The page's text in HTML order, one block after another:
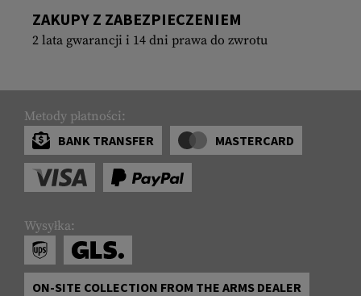
ZAKUPY Z ZABEZPIECZENIEM
2 lata gwarancji i 14 dni prawa do zwrotu
Metody płatności:
BANK TRANSFER
MASTERCARD
Wysyłka:
ON-SITE COLLECTION FROM THE ARMS DEALER